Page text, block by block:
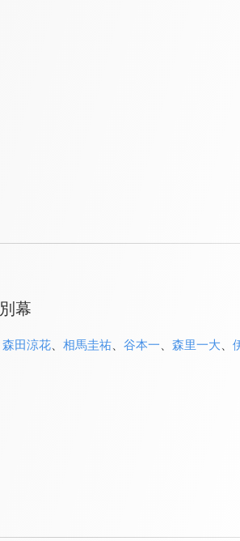
幕
森田涼花、 相馬圭祐、 谷本一 森里一大